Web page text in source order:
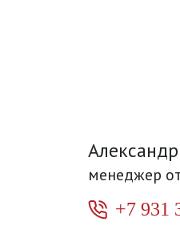
Александр
менеджер
+7 931